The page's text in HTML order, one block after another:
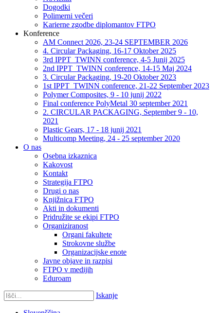
Dogodki
Polimerni večeri
Karierne zgodbe diplomantov FTPO
Konference
AM Connect 2026, 23-24 SEPTEMBER 2026
4. Circular Packaging, 16-17 Oktober 2025
3rd IPPT_TWINN conference, 4-5 Junij 2025
2nd IPPT_TWINN conference, 14-15 Maj 2024
3. Circular Packaging, 19-20 Oktober 2023
1st IPPT_TWINN conference, 21-22 September 2023
Polymer Composites, 9 - 10 junij 2022
Final conference PolyMetal 30 september 2021
2. CIRCULAR PACKAGING, September 9 - 10,
2021
Plastic Gears, 17 - 18 junij 2021
Multicomp Meeting, 24 - 25 september 2020
O nas
Osebna izkaznica
Kakovost
Kontakt
Strategija FTPO
Drugi o nas
Knjižnica FTPO
Akti in dokumenti
Pridružite se ekipi FTPO
Organiziranost
Organi fakultete
Strokovne službe
Organizacijske enote
Javne objave in razpisi
FTPO v medijih
Eduroam
Iskanje